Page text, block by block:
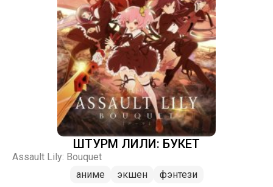
ШТУРМ ЛИЛИ: БУКЕТ
Assault Lily: Bouquet
аниме
экшен фэнтези